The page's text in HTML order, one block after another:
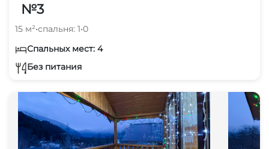
№3
15 м²•спальня: 1•0
Спальных мест: 4
Без питания